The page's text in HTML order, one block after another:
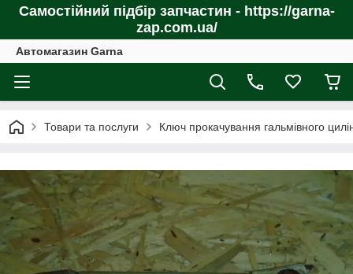
Самостійний підбір запчастин - https://garna-
zap.com.ua/
Автомагазин Garna
Товари та послуги Ключ прокачування гальмівного